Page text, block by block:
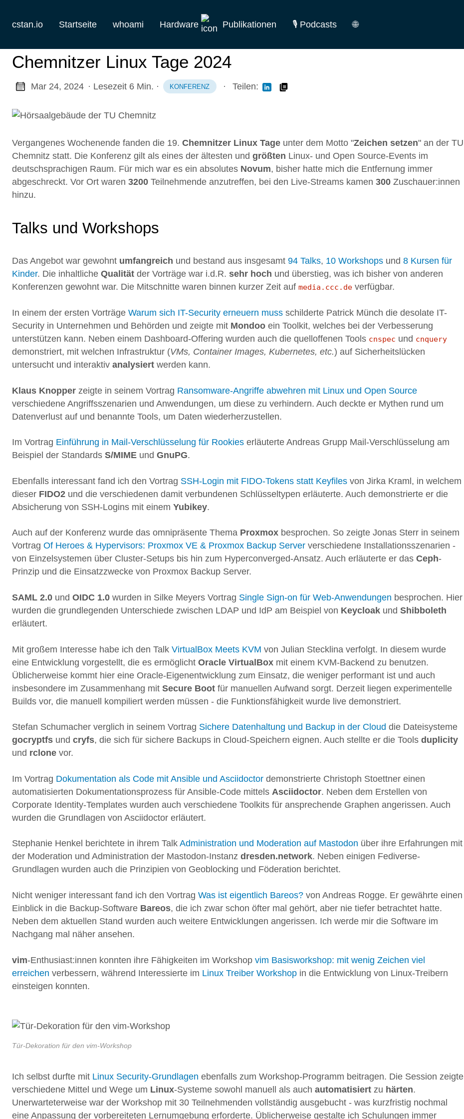
cstan.io Startseite whoami Hardware
Historie
Homelab
Retro
Publikationen 🎙️ Podcasts 🌐
Chemnitzer Linux Tage 2024
Mar 24, 2024 · Lesezeit 6 Min. · KONFERENZ · Teilen:
Vergangenes Wochenende fanden die 19. Chemnitzer Linux Tage unter dem Motto "Zeichen setzen" an der TU
Chemnitz statt. Die Konferenz gilt als eines der ältesten und größten Linux- und Open Source-Events im
deutschsprachigen Raum. Für mich war es ein absolutes Novum, bisher hatte mich die Entfernung immer
abgeschreckt. Vor Ort waren 3200 Teilnehmende anzutreffen, bei den Live-Streams kamen 300 Zuschauer:innen
hinzu.
Talks und Workshops
Das Angebot war gewohnt umfangreich und bestand aus insgesamt 94 Talks, 10 Workshops und 8 Kursen für
Kinder. Die inhaltliche Qualität der Vorträge war i.d.R. sehr hoch und überstieg, was ich bisher von anderen
Konferenzen gewohnt war. Die Mitschnitte waren binnen kurzer Zeit auf media.ccc.de verfügbar.
In einem der ersten Vorträge Warum sich IT-Security erneuern muss schilderte Patrick Münch die desolate IT-
Security in Unternehmen und Behörden und zeigte mit Mondoo ein Toolkit, welches bei der Verbesserung
unterstützen kann. Neben einem Dashboard-Offering wurden auch die quelloffenen Tools cnspec und cnquery
demonstriert, mit welchen Infrastruktur (VMs, Container Images, Kubernetes, etc.) auf Sicherheitslücken
untersucht und interaktiv analysiert werden kann.
Klaus Knopper zeigte in seinem Vortrag Ransomware-Angriffe abwehren mit Linux und Open Source
verschiedene Angriffsszenarien und Anwendungen, um diese zu verhindern. Auch deckte er Mythen rund um
Datenverlust auf und benannte Tools, um Daten wiederherzustellen.
Im Vortrag Einführung in Mail-Verschlüsselung für Rookies erläuterte Andreas Grupp Mail-Verschlüsselung am
Beispiel der Standards S/MIME und GnuPG.
Ebenfalls interessant fand ich den Vortrag SSH-Login mit FIDO-Tokens statt Keyfiles von Jirka Kraml, in welchem
dieser FIDO2 und die verschiedenen damit verbundenen Schlüsseltypen erläuterte. Auch demonstrierte er die
Absicherung von SSH-Logins mit einem Yubikey.
Auch auf der Konferenz wurde das omnipräsente Thema Proxmox besprochen. So zeigte Jonas Sterr in seinem
Vortrag Of Heroes & Hypervisors: Proxmox VE & Proxmox Backup Server verschiedene Installationsszenarien -
von Einzelsystemen über Cluster-Setups bis hin zum Hyperconverged-Ansatz. Auch erläuterte er das Ceph-
Prinzip und die Einsatzzwecke von Proxmox Backup Server.
SAML 2.0 und OIDC 1.0 wurden in Silke Meyers Vortrag Single Sign-on für Web-Anwendungen besprochen. Hier
wurden die grundlegenden Unterschiede zwischen LDAP und IdP am Beispiel von Keycloak und Shibboleth
erläutert.
Mit großem Interesse habe ich den Talk VirtualBox Meets KVM von Julian Stecklina verfolgt. In diesem wurde
eine Entwicklung vorgestellt, die es ermöglicht Oracle VirtualBox mit einem KVM-Backend zu benutzen.
Üblicherweise kommt hier eine Oracle-Eigenentwicklung zum Einsatz, die weniger performant ist und auch
insbesondere im Zusammenhang mit Secure Boot für manuellen Aufwand sorgt. Derzeit liegen experimentelle
Builds vor, die manuell kompiliert werden müssen - die Funktionsfähigkeit wurde live demonstriert.
Stefan Schumacher verglich in seinem Vortrag Sichere Datenhaltung und Backup in der Cloud die Dateisysteme
gocryptfs und cryfs, die sich für sichere Backups in Cloud-Speichern eignen. Auch stellte er die Tools duplicity
und rclone vor.
Im Vortrag Dokumentation als Code mit Ansible und Asciidoctor demonstrierte Christoph Stoettner einen
automatisierten Dokumentationsprozess für Ansible-Code mittels Asciidoctor. Neben dem Erstellen von
Corporate Identity-Templates wurden auch verschiedene Toolkits für ansprechende Graphen angerissen. Auch
wurden die Grundlagen von Asciidoctor erläutert.
Stephanie Henkel berichtete in ihrem Talk Administration und Moderation auf Mastodon über ihre Erfahrungen mit
der Moderation und Administration der Mastodon-Instanz dresden.network. Neben einigen Fediverse-
Grundlagen wurden auch die Prinzipien von Geoblocking und Föderation berichtet.
Nicht weniger interessant fand ich den Vortrag Was ist eigentlich Bareos? von Andreas Rogge. Er gewährte einen
Einblick in die Backup-Software Bareos, die ich zwar schon öfter mal gehört, aber nie tiefer betrachtet hatte.
Neben dem aktuellen Stand wurden auch weitere Entwicklungen angerissen. Ich werde mir die Software im
Nachgang mal näher ansehen.
vim-Enthusiast:innen konnten ihre Fähigkeiten im Workshop vim Basisworkshop: mit wenig Zeichen viel
erreichen verbessern, während Interessierte im Linux Treiber Workshop in die Entwicklung von Linux-Treibern
einsteigen konnten.
Tür-Dekoration für den vim-Workshop
Ich selbst durfte mit Linux Security-Grundlagen ebenfalls zum Workshop-Programm beitragen. Die Session zeigte
verschiedene Mittel und Wege um Linux-Systeme sowohl manuell als auch automatisiert zu härten.
Unerwarteterweise war der Workshop mit 30 Teilnehmenden vollständig ausgebucht - was kurzfristig nochmal
eine Anpassung der vorbereiteten Lernumgebung erforderte. Üblicherweise gestalte ich Schulungen immer